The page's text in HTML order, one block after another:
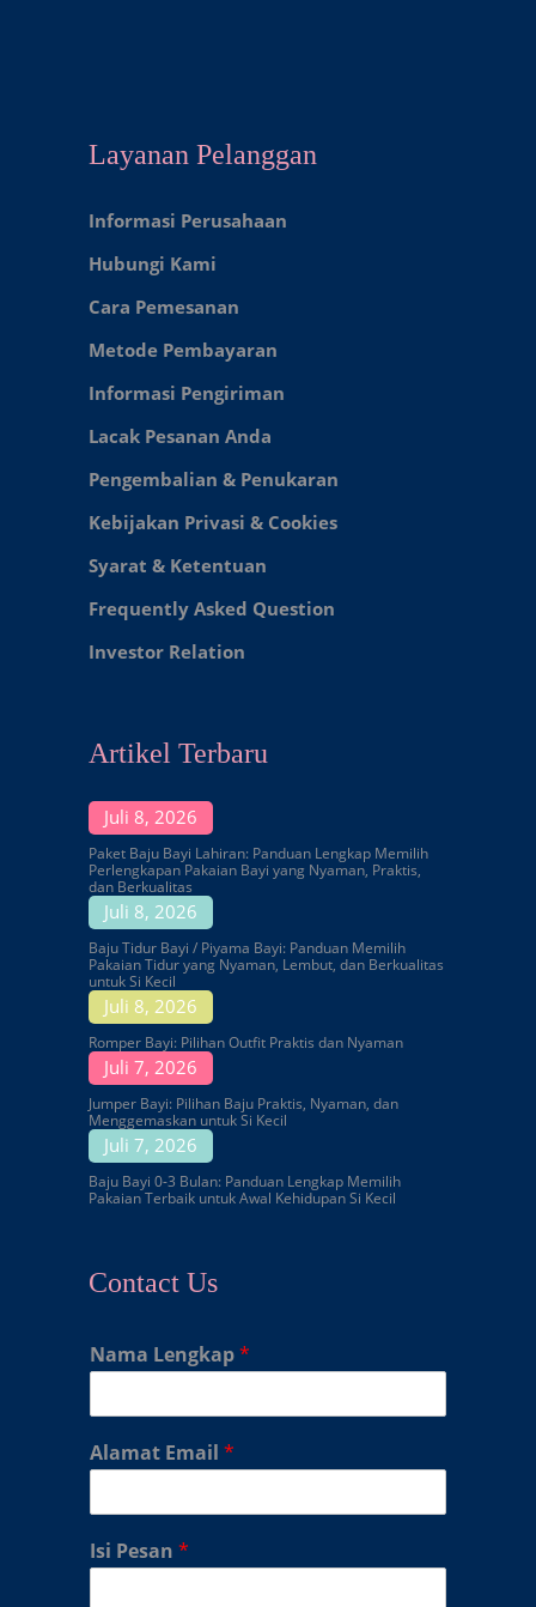
Layanan Pelanggan
Informasi Perusahaan
Hubungi Kami
Cara Pemesanan
Metode Pembayaran
Informasi Pengiriman
Lacak Pesanan Anda
Pengembalian & Penukaran
Kebijakan Privasi & Cookies
Syarat & Ketentuan
Frequently Asked Question
Investor Relation
Artikel Terbaru
Juli 8, 2026
Paket Baju Bayi Lahiran: Panduan Lengkap Memilih
Perlengkapan Pakaian Bayi yang Nyaman, Praktis,
dan Berkualitas
Juli 8, 2026
Baju Tidur Bayi / Piyama Bayi: Panduan Memilih
Pakaian Tidur yang Nyaman, Lembut, dan Berkualitas
untuk Si Kecil
Juli 8, 2026
Romper Bayi: Pilihan Outfit Praktis dan Nyaman
Juli 7, 2026
Jumper Bayi: Pilihan Baju Praktis, Nyaman, dan
Menggemaskan untuk Si Kecil
Juli 7, 2026
Baju Bayi 0-3 Bulan: Panduan Lengkap Memilih
Pakaian Terbaik untuk Awal Kehidupan Si Kecil
Contact Us
Nama Lengkap*
Alamat Email *
Isi Pesan *